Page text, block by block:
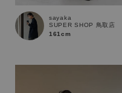
sayaka
SUPER SHOP 鳥取店
161cm